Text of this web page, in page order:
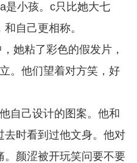
是小孩。c只比她大七
自己更相称。
她粘了彩色的假发片，
。他们望着对方笑，好
自己设计的图案。他和
去时看到过他文身。他对
。颜涩被开玩笑问要不要